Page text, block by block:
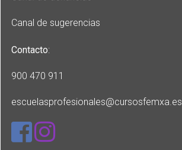
Canal de sugerencias
Contacto:
900 470 911
escuelasprofesionales@cursosfemxa.es